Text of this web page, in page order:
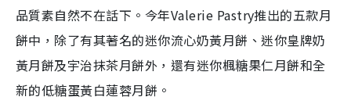
品質素自然不在話下。今年Valerie Pastry推出的五款月
餅中，除了有其著名的迷你流心奶黃月餅、迷你皇牌奶
黃月餅及宇治抹茶月餅外，還有迷你楓糖果仁月餅和全
新的低糖蛋黃白蓮蓉月餅。